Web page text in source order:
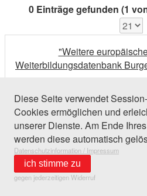
0 Einträge gefunden (1
"Weitere
Weiterbildungsdatenbank
Diese Seite verwendet
Cookies ermöglichen und
unserer Dienste. Am Ende
werden diese automatisch
Datenschutzinformation / Impressum
ich stimme zu
gegen jederzeitigen Widerruf